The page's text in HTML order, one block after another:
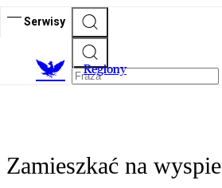
Serwisy
Regiony
Zamieszkać na wyspie